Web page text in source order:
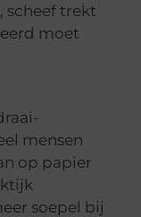
scheef trekt
moet
mensen
op papier
soepel bij